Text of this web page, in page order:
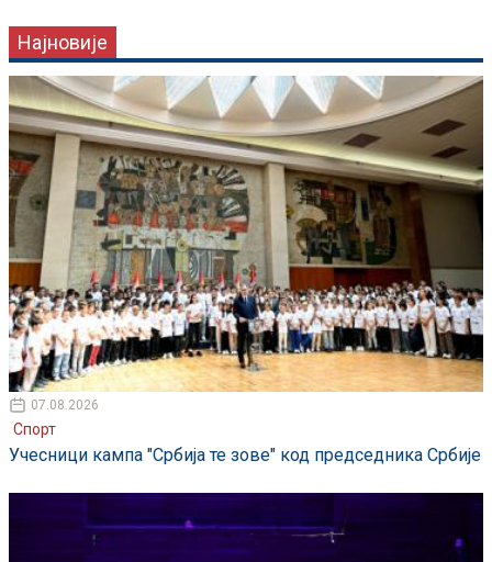
Најновије
07.08.2026
Спорт
Учесници кампа "Србија те зове" код председника Србије